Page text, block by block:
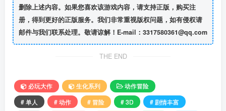
删除上述内容。如果您喜欢该游戏内容，请支持正版，购买注
册，得到更好的正版服务。我们非常重视版权问题，如有侵权请
邮件与我们联系处理。敬请谅解！E-mail：3317580361@qq.com
THE END
必玩大作 生化系列
动作冒险
# 单人
# 动作 # 冒险 # 3D
# 剧情丰富